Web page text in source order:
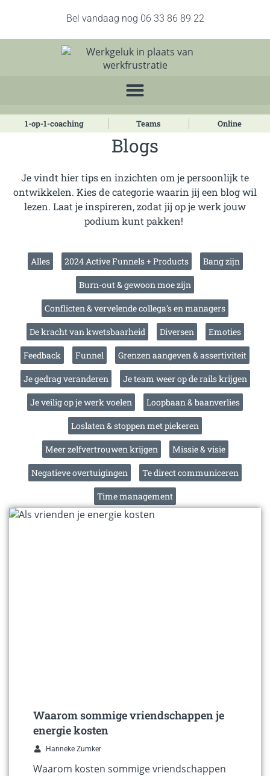
Bel vandaag nog 06 33 86 89 22
1-op-1-coaching Teams Online
Blogs
Je vindt hier tips en inzichten om je persoonlijk te
ontwikkelen. Kies de categorie waarin jij een blog wil
lezen. Laat je inspireren, zodat jij op je werk jouw
podium kunt pakken!
Alles 2024 Active Funnels + Products Bang zijn
Burn-out & gewoon moe zijn
Conflicten & vervelende collega’s en managers
De kracht van kwetsbaarheid Diversen Emoties
Feedback Funnel Grenzen aangeven & assertiviteit
Je gedrag veranderen Je team weer op de rails krijgen
Je veilig op je werk voelen Loopbaan & baanverlies
Loslaten & stoppen met piekeren
Meer zelfvertrouwen krijgen Missie & visie
Negatieve overtuigingen Te direct communiceren
Time management
Waarom sommige vriendschappen je
energie kosten
Hanneke Zumker
Waarom kosten sommige vriendschappen